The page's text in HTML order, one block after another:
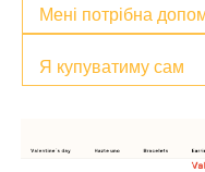
Я купуватиму сам
Мені потрібна